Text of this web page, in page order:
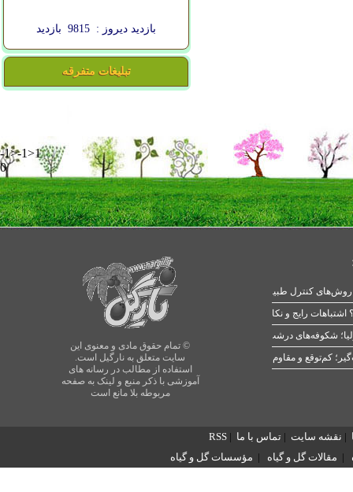
بازدید دیروز : 9815 بازدید
تبلیغات متفرقه
-1>-1>1
0
© تمام حقوق مادی و معنوی این
سایت متعلق به نارگیل است.
استفاده از مطالب در رسانه های
آموزشی با ذکر منبع و لینک به صفحه
مربوطه بلا مانع است
رایج و نکات طلایی
شکوفه‌های درشت در بهار
| نقشه سایت | تماس با ما |
RSS
| مقالات گل و گیاه | مؤسسات گل و گیاه